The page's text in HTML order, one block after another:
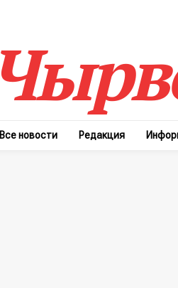
Все новости Редакция